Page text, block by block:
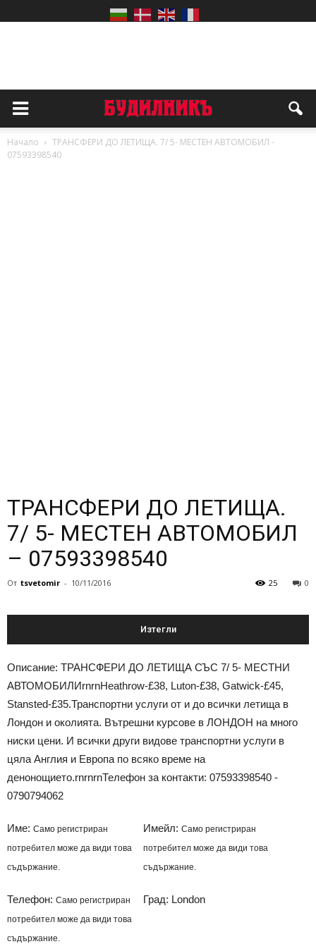
Начало
ТРАНСФЕРИ ДО ЛЕТИЩА. 7/ 5- МЕСТЕН АВТОМОБИЛ -
07593398540
ТРАНСФЕРИ ДО ЛЕТИЩА.
7/ 5- МЕСТЕН АВТОМОБИЛ
– 07593398540
От tsvetomir - 10/11/2016 0
25
Изтегли
Описание: ТРАНСФЕРИ ДО ЛЕТИЩА СЪС 7/ 5- МЕСТНИ
АВТОМОБИЛИrnrnHeathrow-£38, Luton-£38, Gatwick-£45,
Stansted-£35.Транспортни услуги от и до всички летища в
Лондон и околията. Вътрешни курсове в ЛОНДОН на много
ниски цени. И всички други видове транспортни услуги в
цяла Англия и Европа по всяко време на
денонощието.rnrnrnТелефон за контакти: 07593398540 -
0790794062
Име: Само регистриран
потребител може да види това
съдържание.
Имейл: Само регистриран
потребител може да види това
съдържание.
Телефон: Само регистриран
потребител може да види това
съдържание.
Град: London